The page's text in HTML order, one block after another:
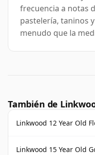
frecuencia a notas
pastelería, taninos
menudo que la
También de
Linkwood 12 Year Old
Linkwood 15 Year Old